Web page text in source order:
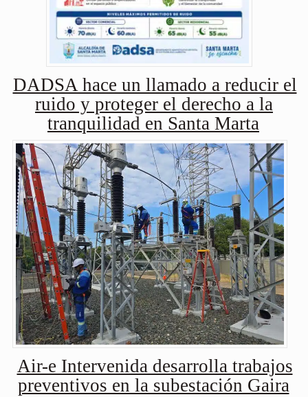
DADSA hace un llamado a reducir el
ruido y proteger el derecho a la
tranquilidad en Santa Marta
Air-e Intervenida desarrolla trabajos
preventivos en la subestación Gaira